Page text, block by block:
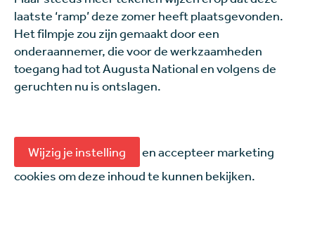
laatste ‘ramp’ deze zomer heeft plaatsgevonden.
Het filmpje zou zijn gemaakt door een
onderaannemer, die voor de werkzaamheden
toegang had tot Augusta National en volgens de
geruchten nu is ontslagen.
Wijzig je instelling
en accepteer marketing
cookies om deze inhoud te kunnen bekijken.